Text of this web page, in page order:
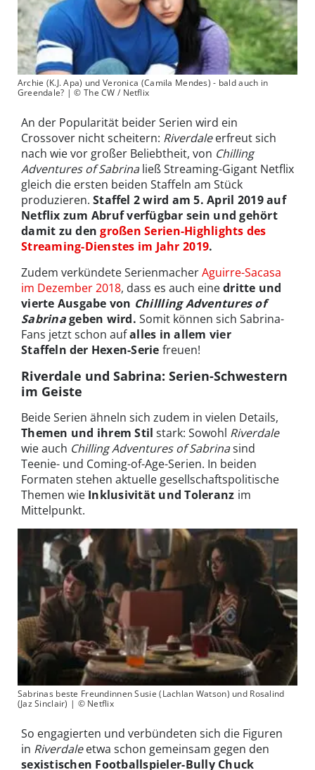
Archie (K.J. Apa) und Veronica (Camila Mendes) - bald auch in
Greendale? | © The CW / Netflix
An der Popularität beider Serien wird ein
Crossover nicht scheitern: Riverdaleerfreut sich
nach wie vor großer Beliebtheit, von Chilling
Adventures of Sabrinaließ Streaming-Gigant Netflix
gleich die ersten beiden Staffeln am Stück
produzieren. Staffel 2 wird am 5. April 2019 auf
Netflix zum Abruf verfügbar sein und gehört
damit zu dengroßen Serien-Highlights des
Streaming-Dienstes im Jahr 2019.
Zudem verkündete SerienmacherAguirre-Sacasa
im Dezember 2018, dass es auch einedritte und
vierte Ausgabe von Chillling Adventures of
Sabrinageben wird. Somit können sich Sabrina-
Fans jetzt schon aufalles in allem vier
Staffeln der Hexen-Serie freuen!
Riverdale und Sabrina: Serien-Schwestern
im Geiste
Beide Serien ähneln sich zudem in vielen Details,
Themen und ihrem Stil stark: Sowohl Riverdale
wie auch Chilling Adventures of Sabrinasind
Teenie- und Coming-of-Age-Serien. In beiden
Formaten stehen aktuelle gesellschaftspolitische
Themen wie Inklusivität und Toleranz im
Mittelpunkt.
Sabrinas beste Freundinnen Susie (Lachlan Watson) und Rosalind
(Jaz Sinclair) | © Netflix
So engagierten und verbündeten sich die Figuren
in Riverdaleetwa schon gemeinsam gegen den
sexistischen Footballspieler-Bully Chuck